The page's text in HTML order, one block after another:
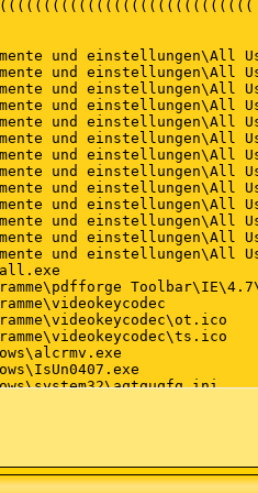
00:32:14 |
00:32:14 |
00:32:14 |
00:32:12 |
00:32:12 |
00:31:26 |
04:12:28 |
06:21:00 |
21:31:34 |
13:51:32 |
12:14:24 |
12:13:48 |
Standard Registry
Internet Explorer
- No